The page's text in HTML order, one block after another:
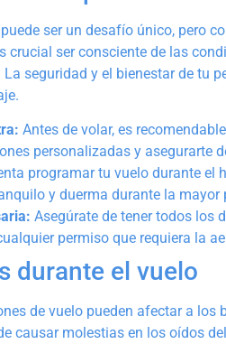
ser un desafío único, pero
crucial ser consciente de las
seguridad y el bienestar de tu
Antes de volar, es
personalizadas y asegurarte
programar tu vuelo durante el
y duerma durante la mayor
Asegúrate de tener todos los
permiso que requiera la
durante el vuelo
de vuelo pueden afectar a los
causar molestias en los oídos